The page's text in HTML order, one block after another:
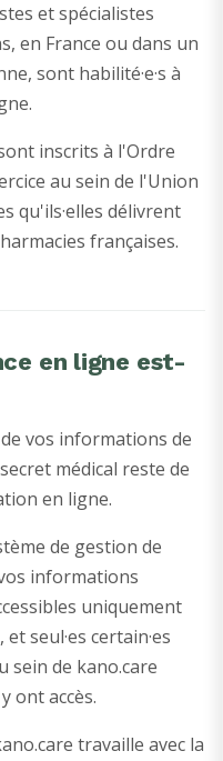
et spécialistes
en France ou dans un
sont habilité·e·s à
inscrits à l'Ordre
au sein de l'Union
qu'ils·elles délivrent
françaises.
en ligne est-
vos informations de
médical reste de
en ligne.
de gestion de
informations
uniquement
seul·es certain·es
sein de kano.care
ont accès.
travaille avec la